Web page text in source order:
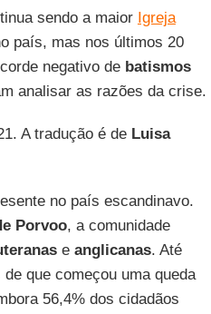
sendo a maior Igreja
país, mas nos últimos 20
negativo de batismos
analisar as razões da crise.
A tradução é de Luisa
no país escandinavo.
Porvoo, a comunidade
e anglicanas. Até
que começou uma queda
56,4% dos cidadãos